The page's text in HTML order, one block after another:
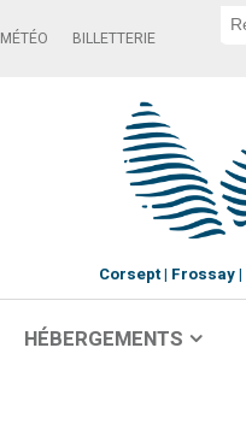
MÉTÉO BILLETTERIE
Corsept Frossay
HÉBERGEMENTS